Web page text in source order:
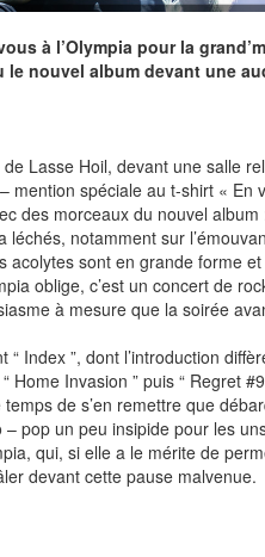
à l’Olympia pour la
nouvel album devant une
Lasse Hoil, devant une salle
mention spéciale au t-shirt «
morceaux du nouvel album
notamment sur
sont en grande forme
oblige, c’est un concert de
à mesure que la soirée
Index ”, dont l’introduction
Home Invasion ” puis “ Regret
de s’en remettre que
pop un peu insipide pour les
qui, si elle a le mérite de
devant cette pause malvenue.